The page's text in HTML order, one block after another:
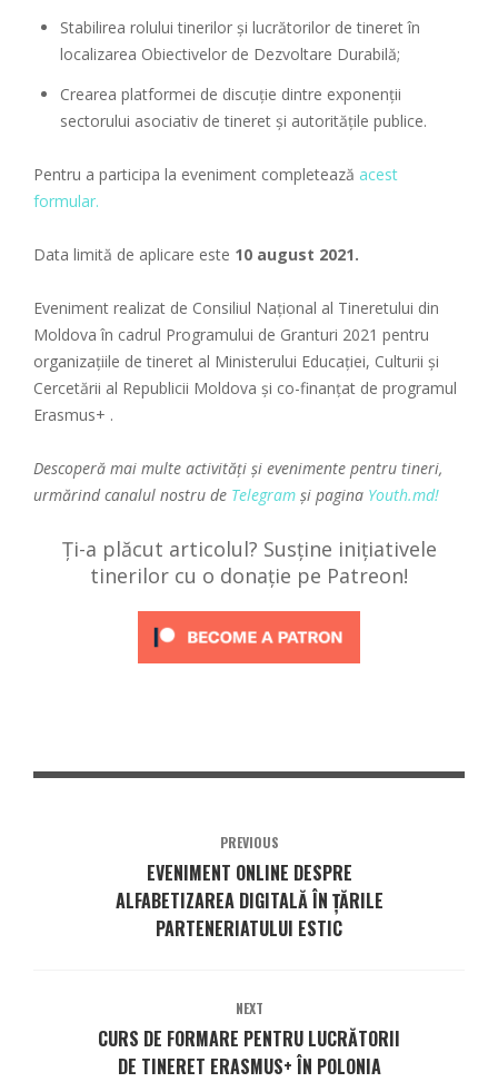
Stabilirea rolului tinerilor și lucrătorilor de tineret în
localizarea Obiectivelor de Dezvoltare Durabilă;
Crearea platformei de discuție dintre exponenții
sectorului asociativ de tineret și autoritățile publice.
Pentru a participa la eveniment completează acest
formular.
Data limită de aplicare este 10 august 2021.
Eveniment realizat de Consiliul Național al Tineretului din
Moldova în cadrul Programului de Granturi 2021 pentru
organizațiile de tineret al Ministerului Educației, Culturii și
Cercetării al Republicii Moldova și co-finanțat de programul
Erasmus+ .
Descoperă mai multe activități și evenimente pentru tineri,
urmărind canalul nostru de Telegram și pagina Youth.md!
Ți-a plăcut articolul? Susține inițiativele
tinerilor cu o donație pe Patreon!
PREVIOUS
EVENIMENT ONLINE DESPRE
ALFABETIZAREA DIGITALĂ ÎN ȚĂRILE
PARTENERIATULUI ESTIC
NEXT
CURS DE FORMARE PENTRU LUCRĂTORII
DE TINERET ERASMUS+ ÎN POLONIA